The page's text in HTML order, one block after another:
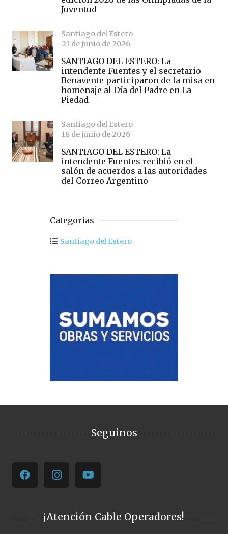
Juventud
Santiago del Estero
21 de junio de 2026
SANTIAGO DEL ESTERO: La
intendente Fuentes y el secretario
Benavente participaron de la misa en
homenaje al Día del Padre en La
Piedad
Santiago del Estero
18 de junio de 2026
SANTIAGO DEL ESTERO: La
intendente Fuentes recibió en el
salón de acuerdos a las autoridades
del Correo Argentino
Categorias
Santiago del Estero
Seguinos
¡Atención Cable Operadores!